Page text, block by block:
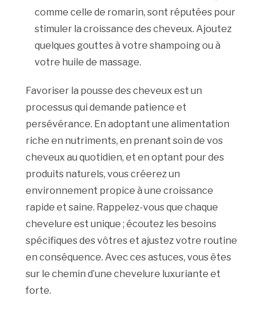
comme celle de romarin, sont réputées pour
stimuler la croissance des cheveux. Ajoutez
quelques gouttes à votre shampoing ou à
votre huile de massage.
Favoriser la pousse des cheveux est un
processus qui demande patience et
persévérance. En adoptant une alimentation
riche en nutriments, en prenant soin de vos
cheveux au quotidien, et en optant pour des
produits naturels, vous créerez un
environnement propice à une croissance
rapide et saine. Rappelez-vous que chaque
chevelure est unique ; écoutez les besoins
spécifiques des vôtres et ajustez votre routine
en conséquence. Avec ces astuces, vous êtes
sur le chemin d’une chevelure luxuriante et
forte.